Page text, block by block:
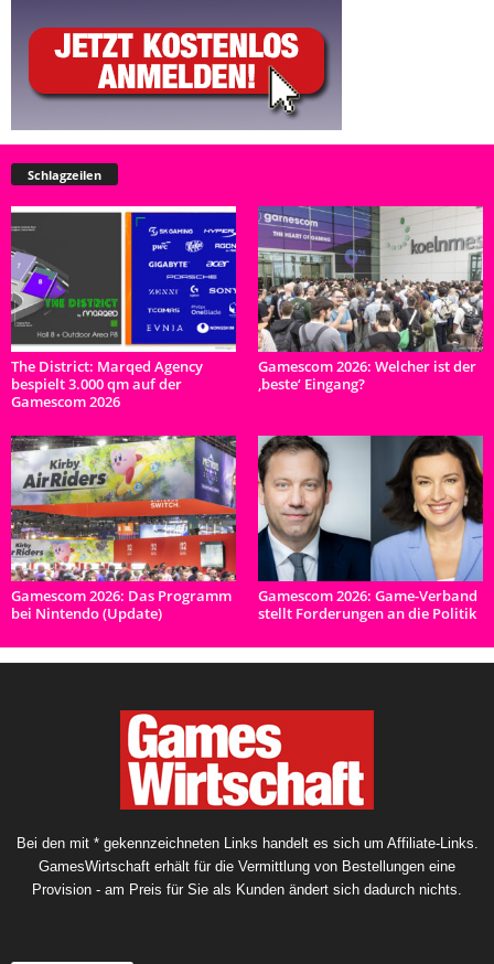
Schlagzeilen
The District: Marqed Agency
bespielt 3.000 qm auf der
Gamescom 2026
Gamescom 2026: Welcher ist der
‚beste‘ Eingang?
Gamescom 2026: Das Programm
bei Nintendo (Update)
Gamescom 2026: Game-Verband
stellt Forderungen an die Politik
Bei den mit * gekennzeichneten Links handelt es sich um Affiliate-Links.
GamesWirtschaft erhält für die Vermittlung von Bestellungen eine
Provision - am Preis für Sie als Kunden ändert sich dadurch nichts.